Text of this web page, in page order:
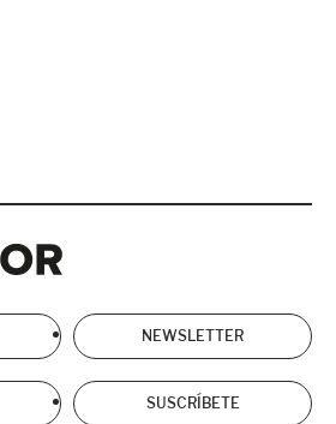
NEWSLETTER
SUSCRÍBETE